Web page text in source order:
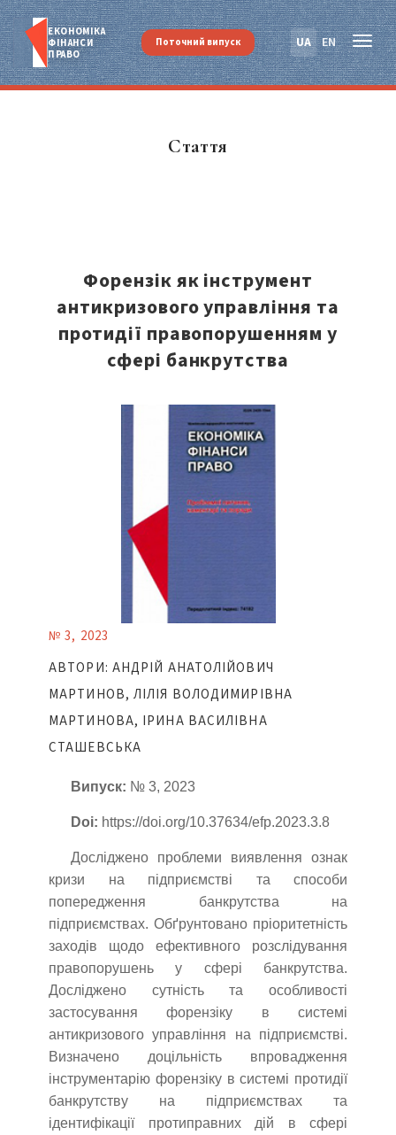
ЕКОНОМІКА
ФІНАНСИ
ПРАВО
UA EN
Поточний випуск
Стаття
Форензік як інструмент
антикризового управління та
протидії правопорушенням у
сфері банкрутства
№ 3, 2023
АВТОРИ: АНДРІЙ АНАТОЛІЙОВИЧ
МАРТИНОВ, ЛІЛІЯ ВОЛОДИМИРІВНА
МАРТИНОВА, ІРИНА ВАСИЛІВНА
СТАШЕВСЬКА
Випуск: № 3, 2023
Doi: https://doi.org/10.37634/efp.2023.3.8
Досліджено проблеми виявлення ознак
кризи на підприємстві та способи
попередження банкрутства на
підприємствах. Обґрунтовано пріоритетність
заходів щодо ефективного розслідування
правопорушень у сфері банкрутства.
Досліджено сутність та особливості
застосування форензіку в системі
антикризового управління на підприємстві.
Визначено доцільність впровадження
інструментарію форензіку в системі протидії
банкрутству на підприємствах та
ідентифікації протиправних дій в сфері